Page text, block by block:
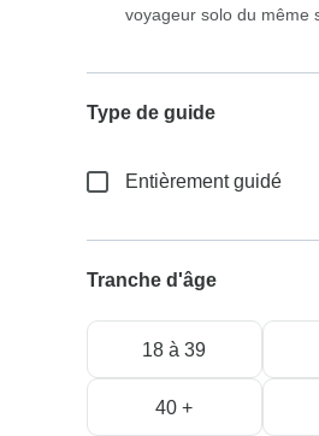
voyageur solo du même
Type de guide
Entièrement guidé
Tranche d'âge
18 à 39
40 +